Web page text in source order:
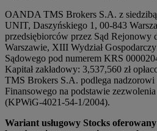
OANDA TMS Brokers S.A. z
UNIT, Daszyńskiego 1, 00-843
przedsiębiorców przez Sąd Rejonowy
Warszawie, XIII Wydział
Sądowego pod numerem KRS
Kapitał zakładowy: 3,537,560 zł
TMS Brokers S.A. podlega
Finansowego na podstawie
(KPWiG-4021-54-1/2004).
Wariant usługowy Stocks